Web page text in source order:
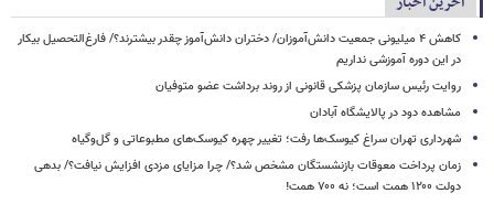
کاهش ۴ میلیونی جمعیت دانش‌آموزان/ دختران دانش‌آموز چقدر بیشترند؟/ فارغ‌التحصیل بیکار
در این دوره آموزشی نداریم
روایت رئیس سازمان پزشکی قانونی از روند برداشت عضو متوفیان
مشاهده دود در پالایشگاه آبادان
شهرداری تهران سراغ کیوسک‌ها رفت؛ تغییر چهره کیوسک‌های مطبوعاتی و گل‌وگیاه
زمان پرداخت معوقات بازنشستگان مشخص شد؟/ چرا مزایای مزدی افزایش نیافت؟/ بدهی
دولت ۱۲۰۰ همت است؛ نه ۷۰۰ همت!